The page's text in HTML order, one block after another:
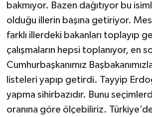
bakmıyor. Bazen dağıtıyor bu
olduğu illerin başına getiriyor.
farklı illerdeki bakanları toplayıp
çalışmaların hepsi toplanıyor, en
Cumhurbaşkanımız
listeleri yapıp getirdi. Tayyip
yapma sihirbazıdır. Bunu
oranına göre ölçebiliriz.